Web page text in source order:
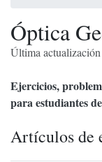
Óptica
Última
Ejercicios,
para estudiantes
Artículos de